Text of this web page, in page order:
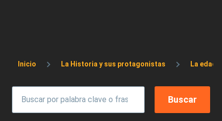
Sobrescribir enlaces de ayuda a la
Inicio La Historia y sus protagonistas La edad